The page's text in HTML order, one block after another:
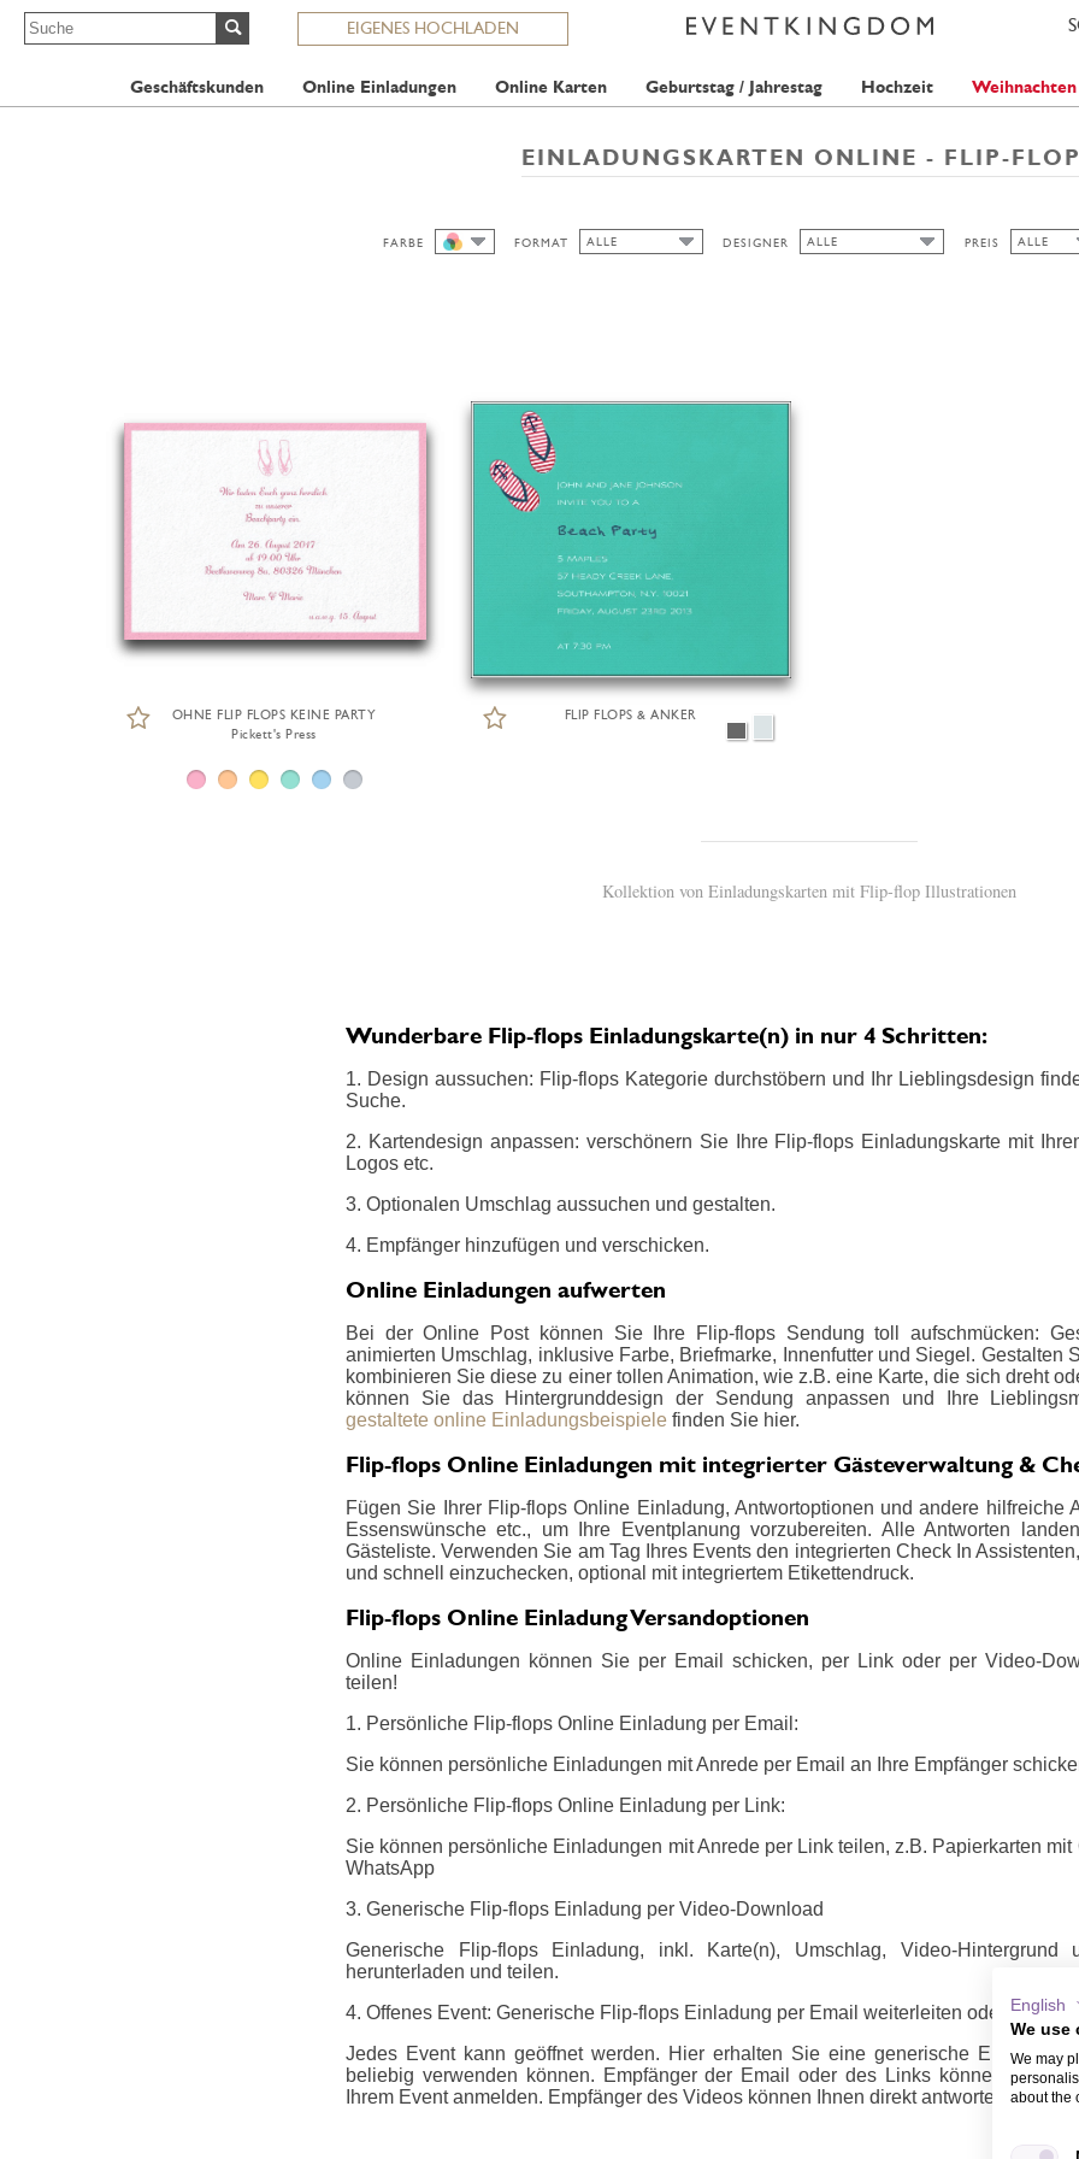
EIGENES HOCHLADEN
Geschäftskunden Online Einladungen Online Karten Geburtstag / Jahrestag Hochzeit Weihnachten
EINLADUNGSKARTEN ONLINE - FLIP-
FARBE
FORMAT ALLE
DESIGNER
ALLE
PREIS
ALLE
OHNE FLIP FLOPS KEINE PARTY
Pickett's Press
FLIP FLOPS & ANKER
Kollektion von Einladungskarten mit Flip-flop Illustrationen
Wunderbare Flip-flops Einladungskarte(n) in nur 4 Schritten:
1. Design aussuchen: Flip-flops Kategorie durchstöbern und Ihr Lieblingsdesign
Suche.
2. Kartendesign anpassen: verschönern Sie Ihre Flip-flops Einladungskarte mit
Logos etc.
3. Optionalen Umschlag aussuchen und gestalten.
4. Empfänger hinzufügen und verschicken.
Online Einladungen aufwerten
Bei der Online Post können Sie Ihre Flip-flops Sendung toll aufschmücken:
animierten Umschlag, inklusive Farbe, Briefmarke, Innenfutter und Siegel. Gestalten
kombinieren Sie diese zu einer tollen Animation, wie z.B. eine Karte, die sich dreht
können Sie das Hintergrunddesign der Sendung anpassen und Ihre
gestaltete online Einladungsbeispiele finden Sie hier.
Flip-flops Online Einladungen mit integrierter Gästeverwaltung &
Fügen Sie Ihrer Flip-flops Online Einladung, Antwortoptionen und andere hilfreiche
Essenswünsche etc., um Ihre Eventplanung vorzubereiten. Alle Antworten
Gästeliste. Verwenden Sie am Tag Ihres Events den integrierten Check In
und schnell einzuchecken, optional mit integriertem Etikettendruck.
Flip-flops Online Einladung Versandoptionen
Online Einladungen können Sie per Email schicken, per Link oder per Video-
teilen!
1. Persönliche Flip-flops Online Einladung per Email:
Sie können persönliche Einladungen mit Anrede per Email an Ihre Empfänger
2. Persönliche Flip-flops Online Einladung per Link:
Sie können persönliche Einladungen mit Anrede per Link teilen, z.B. Papierkarten
WhatsApp
3. Generische Flip-flops Einladung per Video-Download
Generische Flip-flops Einladung, inkl. Karte(n), Umschlag, Video-
herunterladen und teilen.
4. Offenes Event: Generische Flip-flops Einladung per Email weiterleiten oder per Link
Jedes Event kann geöffnet werden. Hier erhalten Sie eine generische Email
beliebig verwenden können. Empfänger der Email oder des Links können sich
Ihrem Event anmelden. Empfänger des Videos können Ihnen direkt antworten, z.B.
English
We use
We may
about the